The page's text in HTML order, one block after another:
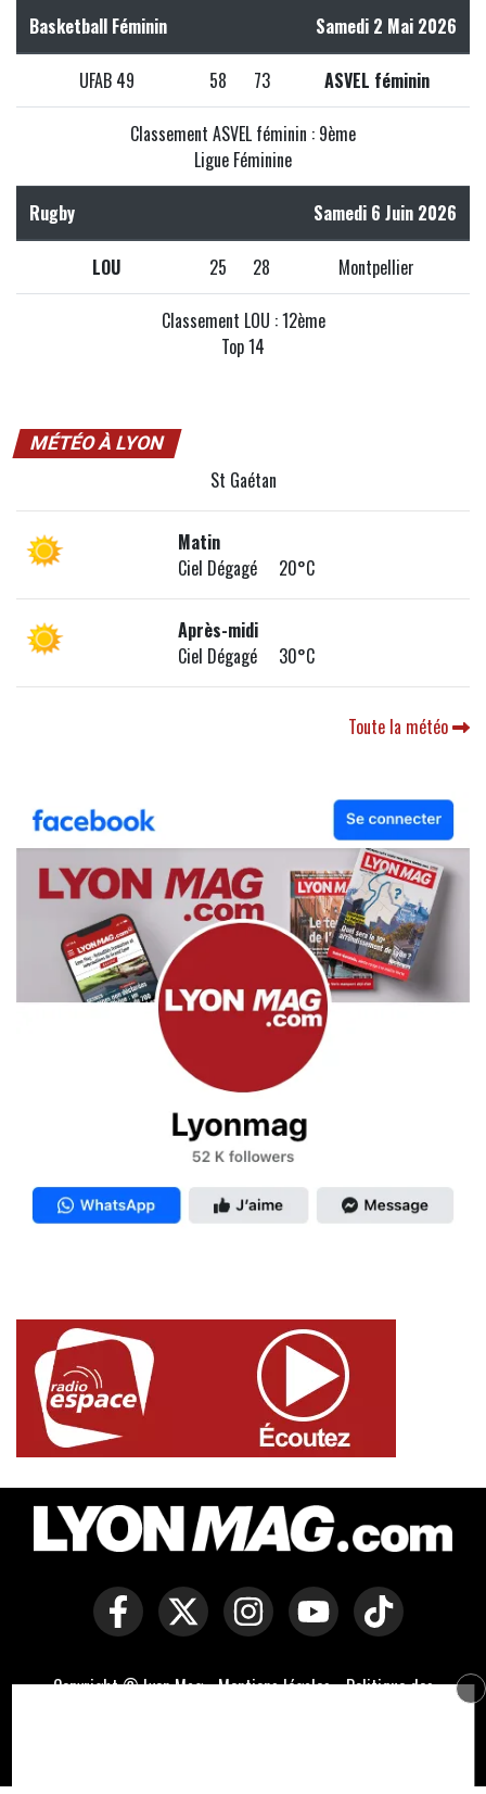
Basketball Féminin Samedi 2 Mai 2026
UFAB 49 58 73 ASVEL féminin
Classement ASVEL féminin : 9ème
Ligue Féminine
Rugby Samedi 6 Juin 2026
LOU 25 28 Montpellier
Classement LOU : 12ème
Top 14
MÉTÉO À LYON
St Gaétan
Matin
Ciel Dégagé 20°C
Après-midi
Ciel Dégagé 30°C
Toute la météo
Copyright © Lyon Mag -Mentions légales-Politique des